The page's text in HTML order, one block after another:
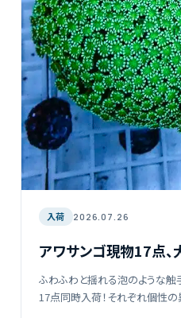
入荷 2026.07.26
アワサンゴ現物17点、
ふわふわと揺れる泡のような触
17点同時入荷！それぞれ個性